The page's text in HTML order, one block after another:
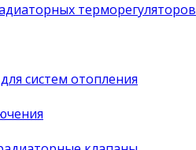
терморегуляторов
систем отопления